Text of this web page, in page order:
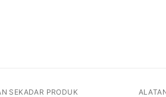
SEKADAR PRODUK